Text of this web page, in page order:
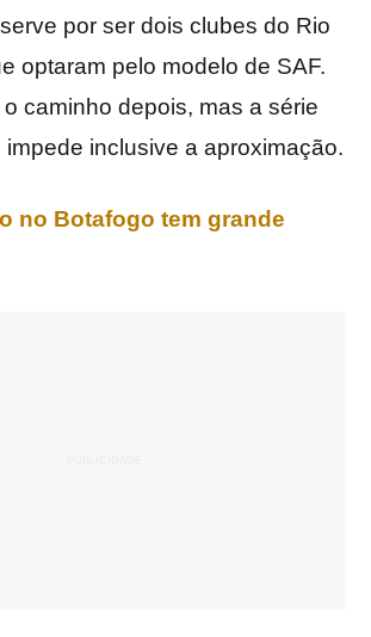
por ser dois clubes do Rio
optaram pelo modelo de SAF.
caminho depois, mas a série
inclusive a aproximação.
no Botafogo tem grande